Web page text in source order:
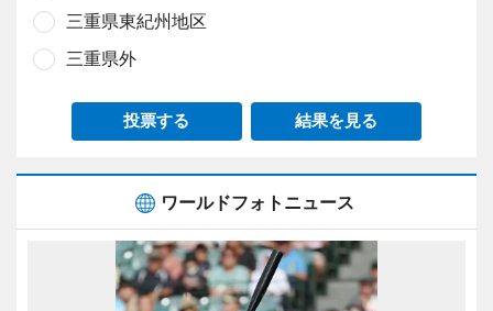
三重県東紀州地区
三重県外
投票する 結果を見る
ワールドフォトニュース